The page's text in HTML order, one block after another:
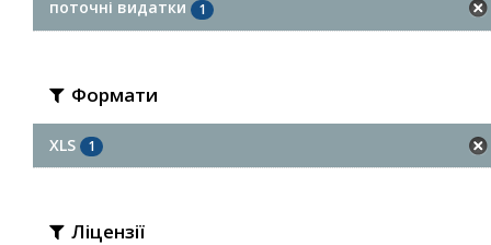
поточні видатки 1
Формати
XLS 1
Ліцензії